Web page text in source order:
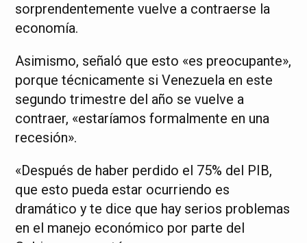
sorprendentemente vuelve a contraerse la
economía.
Asimismo, señaló que esto «es preocupante»,
porque técnicamente si Venezuela en este
segundo trimestre del año se vuelve a
contraer, «estaríamos formalmente en una
recesión».
«Después de haber perdido el 75% del PIB,
que esto pueda estar ocurriendo es
dramático y te dice que hay serios problemas
en el manejo económico por parte del